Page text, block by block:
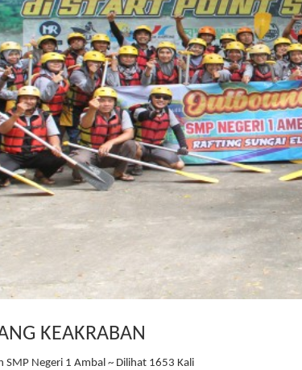
KEAKRABAN
Negeri 1 Ambal ~ Dilihat 1653 Kali